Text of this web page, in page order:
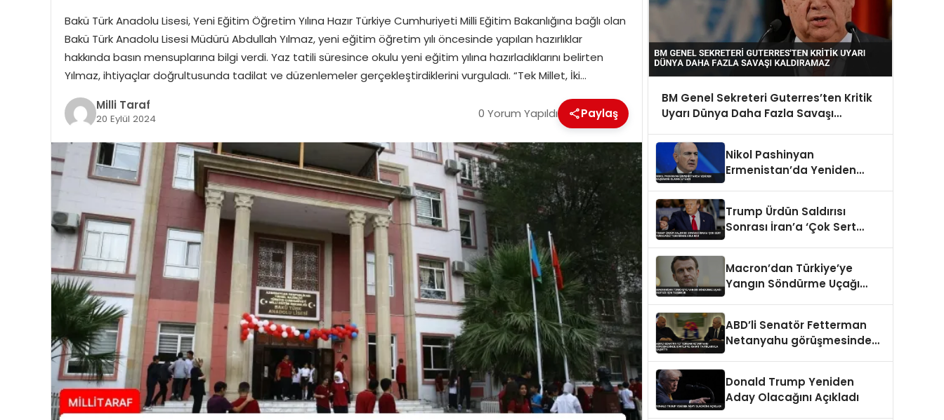
Bakü Türk Anadolu Lisesi, Yeni Eğitim Öğretim Yılına Hazır Türkiye Cumhuriyeti Milli Eğitim Bakanlığına bağlı olan
Bakü Türk Anadolu Lisesi Müdürü Abdullah Yılmaz, yeni eğitim öğretim yılı öncesinde yapılan hazırlıklar
hakkında basın mensuplarına bilgi verdi. Yaz tatili süresince okulu yeni eğitim yılına hazırladıklarını belirten
Yılmaz, ihtiyaçlar doğrultusunda tadilat ve düzenlemeler gerçekleştirdiklerini vurguladı. “Tek Millet, İki…
Milli Taraf
20 Eylül 2024 0 Yorum Yapıldı Paylaş
BM Genel Sekreteri Guterres’ten Kritik
Uyarı Dünya Daha Fazla Savaşı
Nikol Pashinyan
Ermenistan’da Yeniden
Trump Ürdün Saldırısı
Sonrası İran’a ‘Çok Sert
Macron’dan Türkiye’ye
Yangın Söndürme Uçağı
ABD’li Senatör Fetterman
Netanyahu görüşmesinde
Donald Trump Yeniden
Aday Olacağını Açıkladı